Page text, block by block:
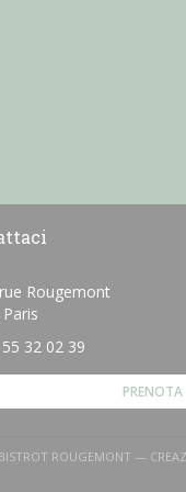
Rougemont
32 02 39
PRENOTA
ROUGEMONT —